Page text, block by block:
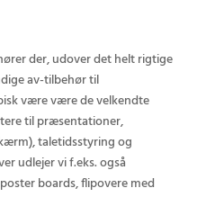
der, udover det helt rigtige
av-tilbehør til
være være de velkendte
til præsentationer,
taletidsstyring og
udlejer vi f.eks. også
boards, flipovere med